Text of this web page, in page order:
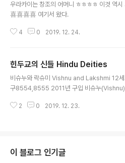
우라카이는 창조의 어머니 ㅎㅎㅎㅎ 이것 역시
喜喜喜喜 여기서 왔다.
4 0 2019. 12. 24.
힌두교의 신들 Hindu Deities
비슈누와 락슈미 Vishnu and Lakshmi 12세
구8554,8555 2011년 구입 비슈누(Vishnu)
구제하는 우주의 창조자이자 수호자이다. 흔히
을 향한다. 이러한 표현 방식을 통해 위엄 있는
전달한다. Khmer 12th century kco 8554
2 0 2019. 12. 23.
이 블로그 인기글